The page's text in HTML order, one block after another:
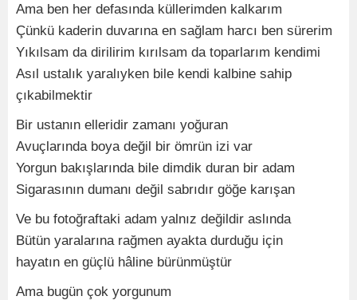
Ama ben her defasında küllerimden kalkarım
Çünkü kaderin duvarına en sağlam harcı ben sürerim
Yıkılsam da dirilirim kırılsam da toparlarım kendimi
Asıl ustalık yaralıyken bile kendi kalbine sahip
çıkabilmektir
Bir ustanın elleridir zamanı yoğuran
Avuçlarında boya değil bir ömrün izi var
Yorgun bakışlarında bile dimdik duran bir adam
Sigarasının dumanı değil sabrıdır göğe karışan
Ve bu fotoğraftaki adam yalnız değildir aslında
Bütün yaralarına rağmen ayakta durduğu için
hayatın en güçlü hâline bürünmüştür
Ama bugün çok yorgunum